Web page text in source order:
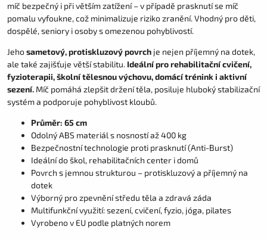
míč bezpečný i při větším zatížení – v případě prasknutí se míč
pomalu vyfoukne, což minimalizuje riziko zranění. Vhodný pro děti,
dospělé, seniory i osoby s omezenou pohyblivostí.
Jehosametový, protiskluzový povrch je nejen příjemný na dotek,
ale také zajišťuje větší stabilitu. Ideální pro rehabilitační cvičení,
fyzioterapii, školní tělesnou výchovu, domácí trénink i aktivní
sezení. Míč pomáhá zlepšit držení těla, posiluje hluboký stabilizační
systém a podporuje pohyblivost kloubů.
Průměr: 65 cm
Odolný ABS materiál s nosností až 400 kg
Bezpečnostní technologie proti prasknutí (Anti-Burst)
Ideální do škol, rehabilitačních center i domů
Povrch s jemnou strukturou – protiskluzový a příjemný na
dotek
Výborný pro zpevnění středu těla a zdravá záda
Multifunkční využití: sezení, cvičení, fyzio, jóga, pilates
Vyrobeno v EU podle platných norem